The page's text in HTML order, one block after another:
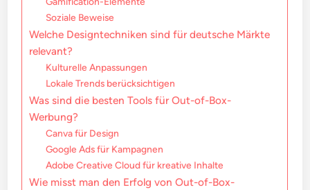
Soziale Beweise
Welche Designtechniken sind für deutsche Märkte
relevant?
Kulturelle Anpassungen
Lokale Trends berücksichtigen
Was sind die besten Tools für Out-of-Box-
Werbung?
Canva für Design
Google Ads für Kampagnen
Adobe Creative Cloud für kreative Inhalte
Wie misst man den Erfolg von Out-of-Box-